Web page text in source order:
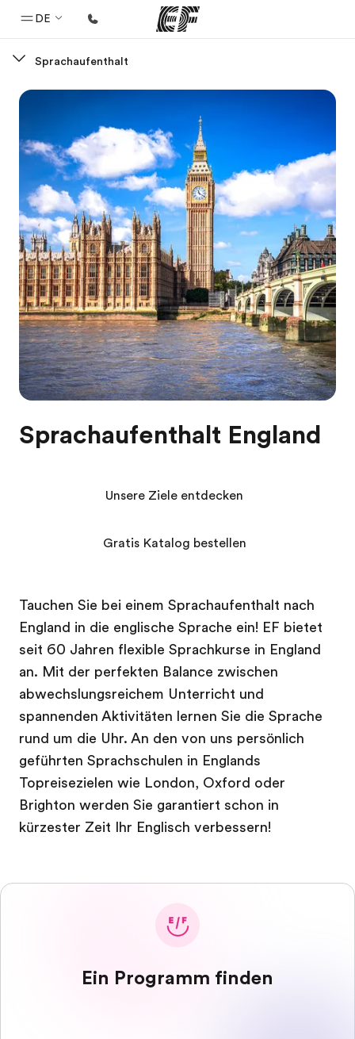
DE
Willkommen bei EF
Programme
Alle Programme ansehen
Büros
Büros in der Nähe
Über uns
Wer wir sind
Karriere
Teil des Teams werden
Sprachaufenthalt
Sprachaufenthalt England
Tauchen Sie bei einem Sprachaufenthalt nach
England in die englische Sprache ein! EF bietet
seit 60 Jahren flexible Sprachkurse in England
an. Mit der perfekten Balance zwischen
abwechslungsreichem Unterricht und
spannenden Aktivitäten lernen Sie die Sprache
rund um die Uhr. An den von uns persönlich
geführten Sprachschulen in Englands
Topreisezielen wie London, Oxford oder
Brighton werden Sie garantiert schon in
kürzester Zeit Ihr Englisch verbessern!
Unsere Ziele entdecken
Gratis Katalog bestellen
Ein Programm finden